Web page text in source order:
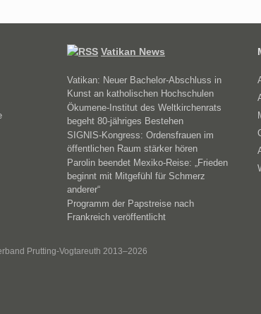
Vatikan News
Vatikan: Neuer Bachelor-Abschluss in
Kunst an katholischen Hochschulen
Ökumene-Institut des Weltkirchenrats
begeht 80-jähriges Bestehen
SIGNIS-Kongress: Ordensfrauen im
öffentlichen Raum stärker hören
Parolin beendet Mexiko-Reise: „Frieden
beginnt mit Mitgefühl für Schmerz
anderer“
Programm der Papstreise nach
Frankreich veröffentlicht
Prutting-Vogtareuth 2013–2026